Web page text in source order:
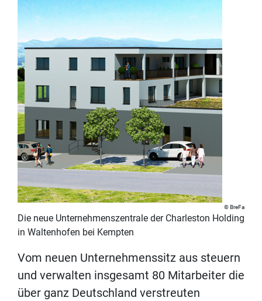
BreFa
Die neue Unternehmenszentrale der Charleston Holding
in Waltenhofen bei Kempten
Vom neuen Unternehmenssitz aus steuern
und verwalten insgesamt 80 Mitarbeiter die
über ganz Deutschland verstreuten